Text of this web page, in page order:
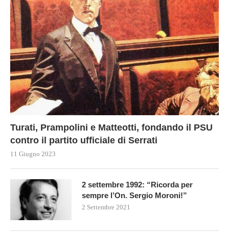
Turati, Prampolini e Matteotti, fondando il PSU
contro il partito ufficiale di Serrati
11 Giugno 2023
2 settembre 1992: “Ricorda per
sempre l’On. Sergio Moroni!”
2 Settembre 2021